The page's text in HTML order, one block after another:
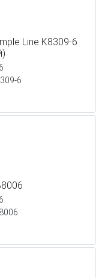
Line K8309-6
6